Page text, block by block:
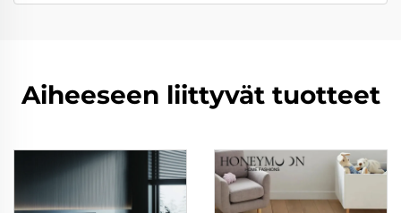
Aiheeseen liittyvät tuotteet